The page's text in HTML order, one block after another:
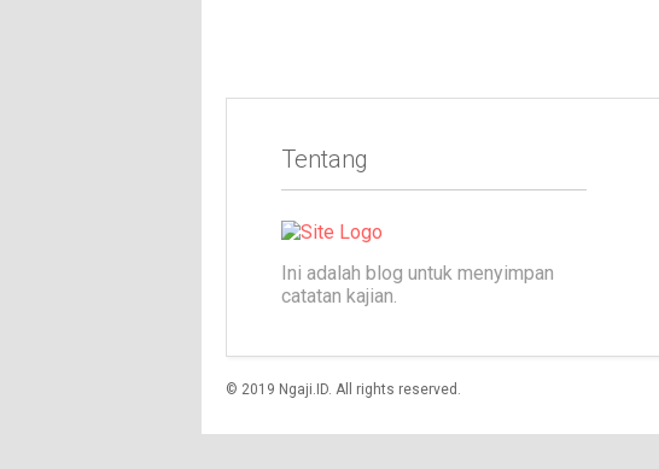
Tentang
Ini adalah blog untuk menyimpan
catatan kajian.
© 2019 Ngaji.ID. All rights reserved.